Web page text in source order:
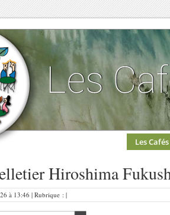
Les Cafés
Hiroshima
à 13:46 | Rubrique : |